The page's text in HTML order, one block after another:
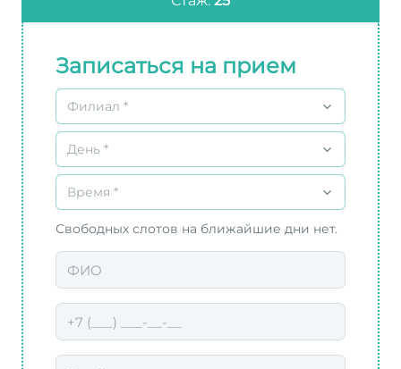
Записаться на прием
Филиал *
День *
Время *
Свободных слотов на ближайшие дни нет.